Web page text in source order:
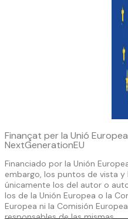
Finançat per la Unió Europea
NextGenerationEU
Financiado por la Unión
embargo, los puntos de vista y
únicamente los del autor o
los de la Unión Europea o la
Europea ni la Comisión
responsables de las mismas